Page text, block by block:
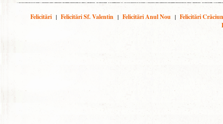
Felicitări | Felicitări Sf. Valentin | Felicitări Anul Nou | Felicitări